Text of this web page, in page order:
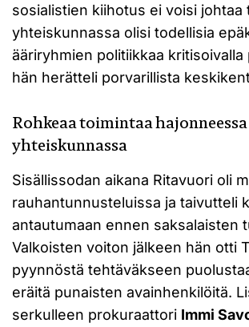
sosialistien kiihotus ei voisi johtaa
yhteiskunnassa olisi todellisia
ääriryhmien politiikkaa kritisoivalla
hän herätteli porvarillista
Rohkeaa toimintaa hajonneessa
yhteiskunnassa
Sisällissodan aikana Ritavuori oli
rauhantunnusteluissa ja taivutteli
antautumaan ennen saksalaisten
Valkoisten voiton jälkeen hän otti
pyynnöstä tehtäväkseen
eräitä punaisten avainhenkilöitä.
serkulleen prokuraattori Immi